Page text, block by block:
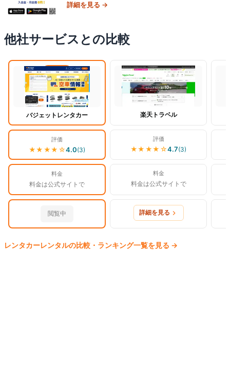
詳細を見る →
他社サービスとの比較
閲覧中
バジェットレンタカー 楽天トラベル
評価
★★★★ ☆4.0(3)
評価
★★★★ ☆4.7(3)
料金
料金は公式サイトで
料金
料金は公式サイトで
閲覧中 詳細を見る
レンタカーレンタルの比較・ランキング一覧を見る →